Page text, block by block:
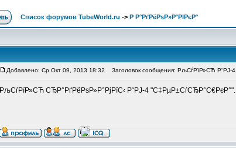
Список форумов TubeWorld.ru -> Р Р°РґРёРѕР»Р°РІРєР°
Добавлено: Ср Окт 09, 2013 18:32 Заголовок сообщения: РљСѓРїР»СЋ Р“РЈ-4
РљСѓРїР»СЋ СЂР°РґРёРѕР»Р°РјРїС‹ Р“РЈ-4 "С‡РµР±СѓСЂР°С€РєР°".